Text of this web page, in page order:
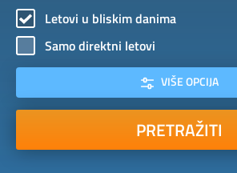
Letovi u bliskim danima
Samo direktni letovi
VIŠE OPCIJA
PRETRAŽITI